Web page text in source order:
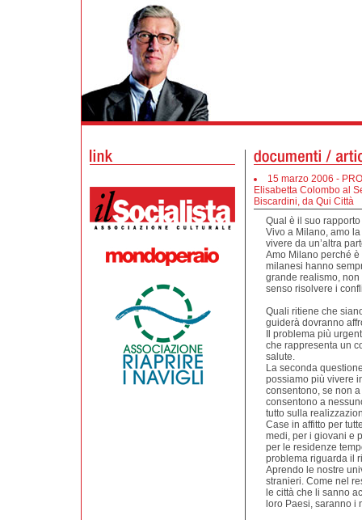
15 marzo 2006 -
Elisabetta Colombo al
Biscardini, da Qui Città
Qual è il suo
Vivo a Milano, amo
vivere da un’altra
Amo Milano perché
milanesi hanno
grande realismo,
senso risolvere i
Quali ritiene che
guiderà dovranno
Il problema più
che rappresenta un
salute.
La seconda
possiamo più vivere
consentono, se non
consentono a
tutto sulla
Case in affitto per
medi, per i giovani e
per le residenze
problema riguarda il
Aprendo le nostre
stranieri. Come nel
le città che li sanno
loro Paesi, saranno i